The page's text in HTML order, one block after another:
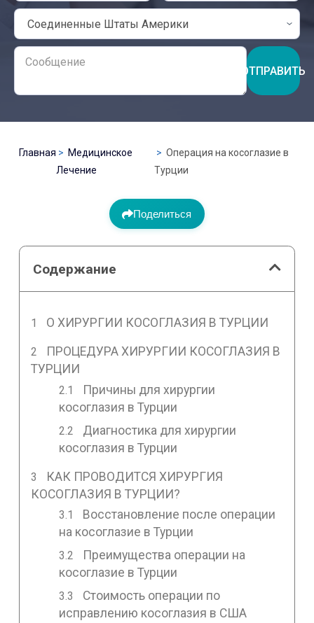
ОТПРАВИТЬ
Главная
Медицинское
Лечение
Операция на косоглазие в
Турции
Поделиться
Содержание
О ХИРУРГИИ КОСОГЛАЗИЯ В ТУРЦИИ
ПРОЦЕДУРА ХИРУРГИИ КОСОГЛАЗИЯ В
ТУРЦИИ
Причины для хирургии
косоглазия в Турции
Диагностика для хирургии
косоглазия в Турции
КАК ПРОВОДИТСЯ ХИРУРГИЯ
КОСОГЛАЗИЯ В ТУРЦИИ?
Восстановление после операции
на косоглазие в Турции
Преимущества операции на
косоглазие в Турции
Стоимость операции по
исправлению косоглазия в США